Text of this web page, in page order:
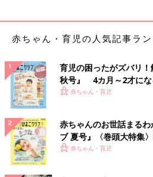
赤ちゃん・育児の人気記事ラ
育児の困ったがズバリ
秋号』 4カ月～2才にな
いっぱい！
赤ちゃん・育児
赤ちゃんのお世話まる
ブ 夏号』〈巻頭大特集
く！ おっぱい・ミルク
赤ちゃん・育児